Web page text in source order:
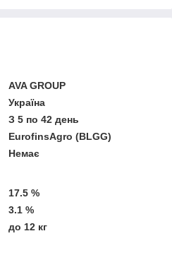
AVA GROUP
Україна
З 5 по 42 день
EurofinsAgro (BLGG)
Немає
17.5 %
3.1 %
до 12 кг